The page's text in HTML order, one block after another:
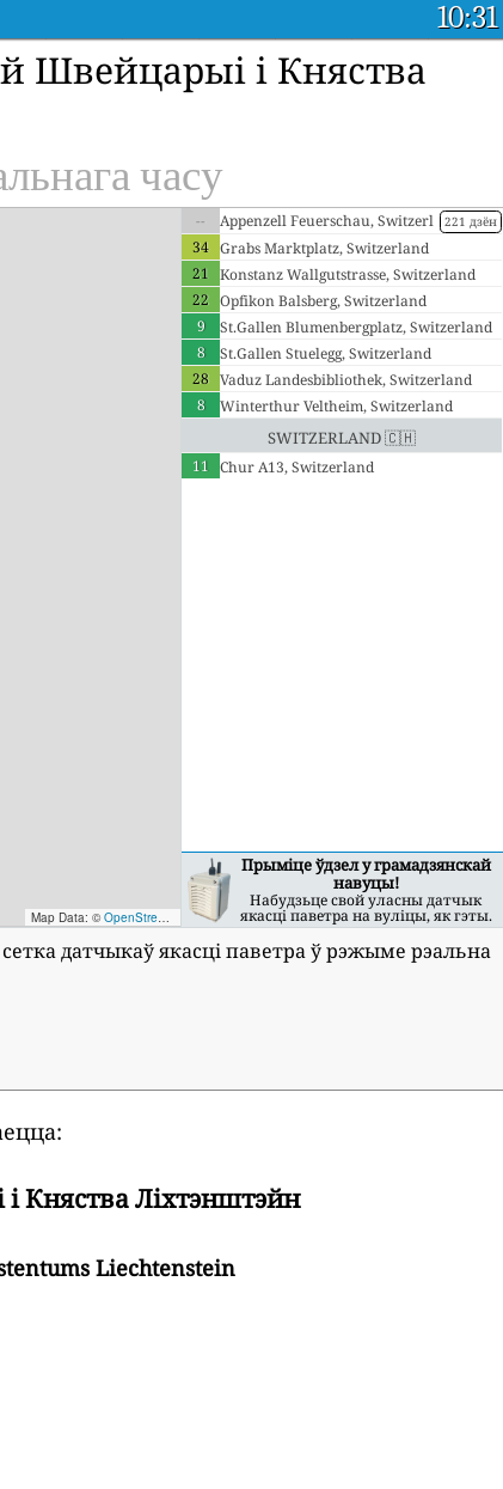
10:31
Швейцарыі і Княства
часу
Map Data: © OpenStreetMap contributors ; Map render ©Tracestrack
-- 221 дзён
Appenzell Feuerschau, Switzerl
and
34 Grabs Marktplatz, Switzerland
21 Konstanz Wallgutstrasse, Switzerland
22 Opfikon Balsberg, Switzerland
9
St.Gallen Blumenbergplatz, Switzerland
8
St.Gallen Stuelegg, Switzerland
28 Vaduz Landesbibliothek, Switzerland
8
Winterthur Veltheim, Switzerland
Switzerland 🇨🇭
11 Chur A13, Switzerland
Прыміце ўдзел у грамадзянскай
навуцы!
Набудзьце свой уласны датчык
якасці паветра на вуліцы, як гэты.
датчыкаў якасці паветра ў рэжыме рэальна
Княства Ліхтэнштэйн
Liechtenstein